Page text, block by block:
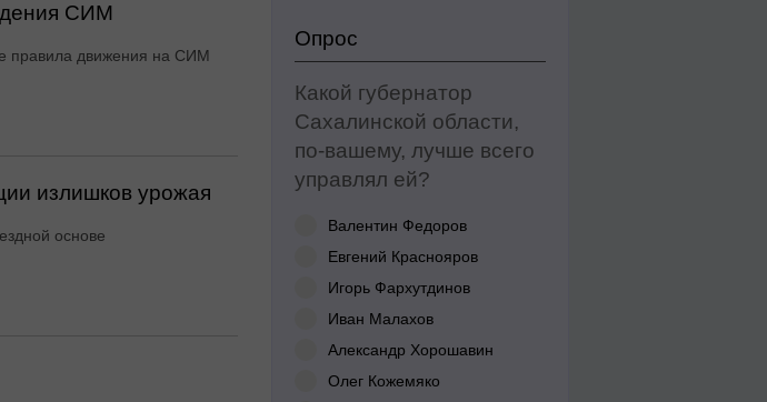
СИМ
правила движения на СИМ
излишков урожая
основе
Опрос
Какой губернатор
Сахалинской области,
по-вашему, лучше всего
управлял ей?
Валентин Федоров
Евгений Краснояров
Игорь Фархутдинов
Иван Малахов
Александр Хорошавин
Олег Кожемяко